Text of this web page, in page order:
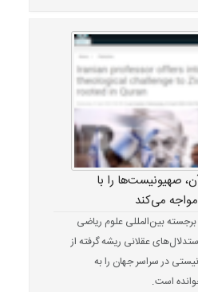
صهیونیست‌ها را با
می‌کند
برجسته بین‌المللی علوم ریاضی
عقلانی ریشه گرفته از
در سراسر جهان را به
است.